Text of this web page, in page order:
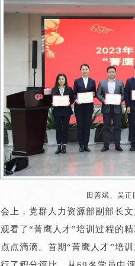
田善斌、吴
会上，党群人力资源部副部长
观看了“菁鹰人才”培训过程的
点点滴滴。首期“菁鹰人才”培